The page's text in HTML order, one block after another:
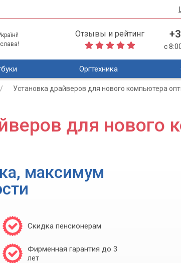
Отзывы и рейтинг
с
Оргтехника
Установка драйверов для нового компьютера
для нового
максимум
Скидка пенсионерам
Фирменная гарантия до 3
лет